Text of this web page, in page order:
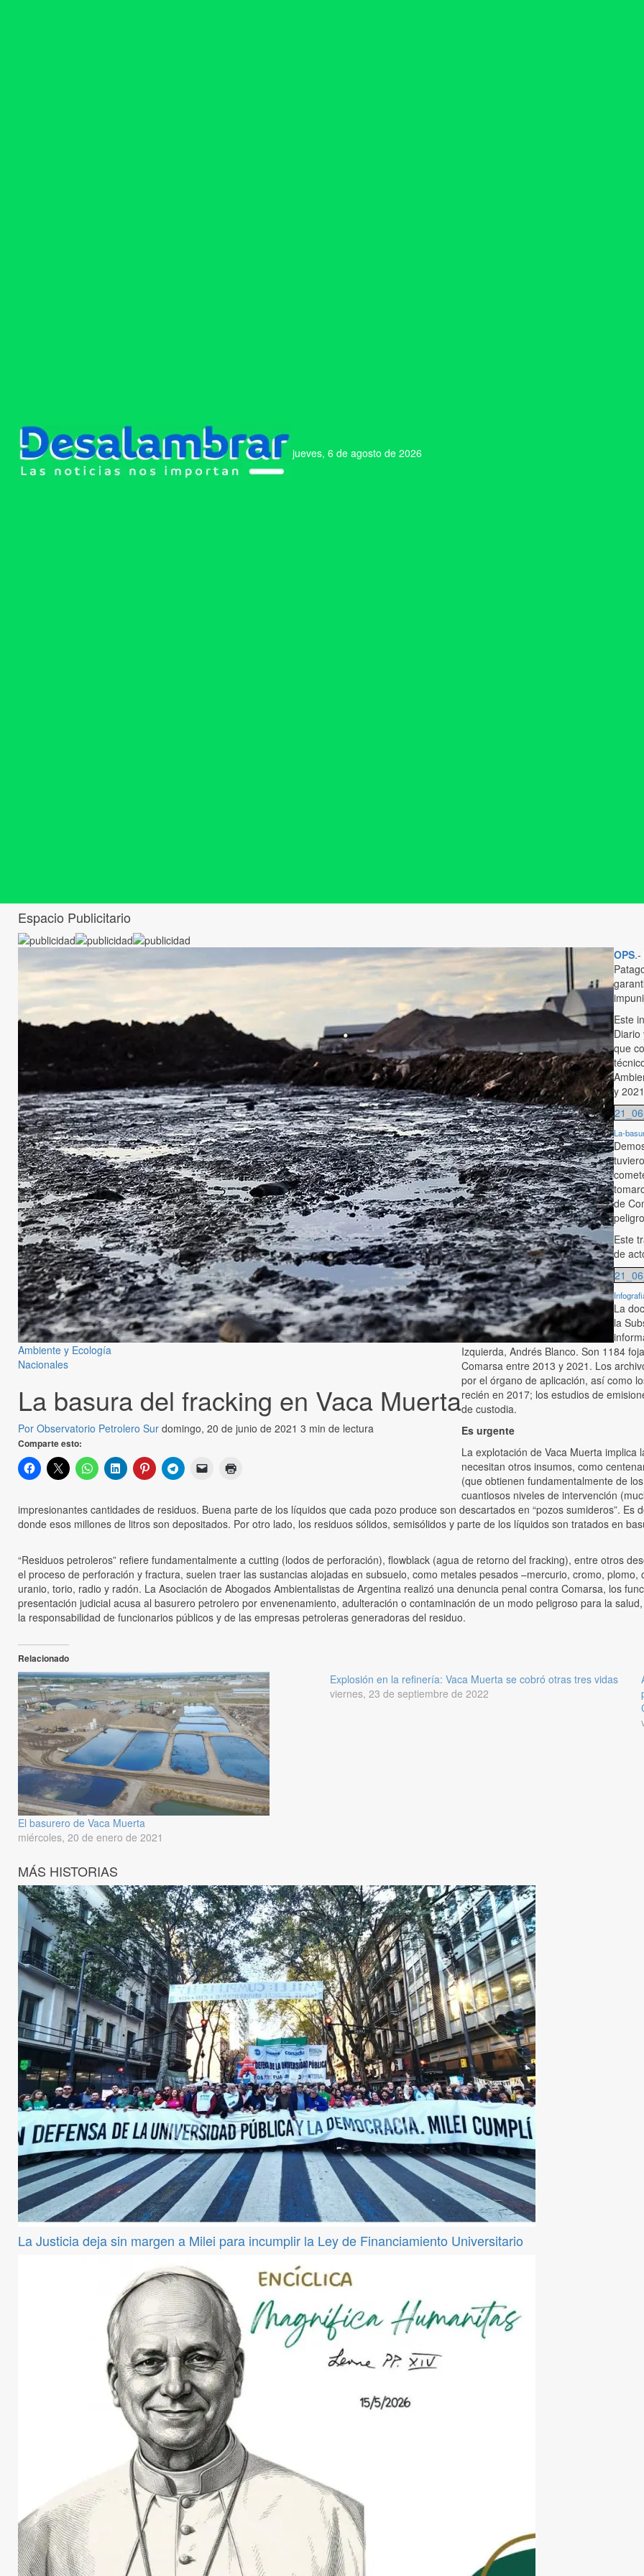
jueves, 6 de agosto de 2026
Espacio Publicitario
Ambiente y Ecología
Nacionales
La basura del fracking en Vaca Muerta
Por Observatorio Petrolero Sur domingo, 20 de junio de 2021 3 min de lectura
Comparte esto:
OPS.-
Este
Diario
que
y
La-
de
Este
de
La
la
Izquierda, Andrés Blanco. Son 1184
Comarsa entre 2013 y 2021. Los
por el órgano de aplicación, así como
recién en 2017; los estudios de
de custodia.
Es urgente
La explotación de Vaca Muerta
necesitan otros insumos, como
(que obtienen fundamentalmente de
cuantiosos niveles de intervención
impresionantes cantidades de residuos. Buena parte de los líquidos que cada pozo produce son descartados en “pozos sumideros”.
donde esos millones de litros son depositados. Por otro lado, los residuos sólidos, semisólidos y parte de los líquidos son tratados en
“Residuos petroleros” refiere fundamentalmente a cutting (lodos de perforación), flowblack (agua de retorno del fracking), entre otros
el proceso de perforación y fractura, suelen traer las sustancias alojadas en subsuelo, como metales pesados –mercurio, cromo,
uranio, torio, radio y radón. La Asociación de Abogados Ambientalistas de Argentina realizó una denuncia penal contra Comarsa, los
presentación judicial acusa al basurero petrolero por envenenamiento, adulteración o contaminación de un modo peligroso para la
la responsabilidad de funcionarios públicos y de las empresas petroleras generadoras del residuo.
Relacionado
El basurero de Vaca Muerta
miércoles, 20 de enero de 2021
Explosión en la refinería: Vaca Muerta se cobró otras tres vidas
viernes, 23 de septiembre de 2022
MÁS HISTORIAS
La Justicia deja sin margen a Milei para incumplir la Ley de Financiamiento Universitario